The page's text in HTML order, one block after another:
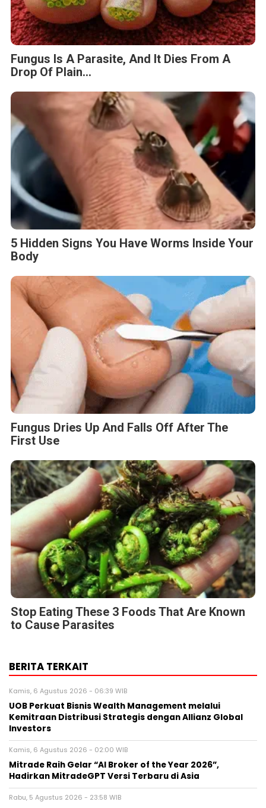
Fungus Is A Parasite, And It Dies From A
Drop Of Plain...
5 Hidden Signs You Have Worms Inside Your
Body
Fungus Dries Up And Falls Off After The
First Use
Stop Eating These 3 Foods That Are Known
to Cause Parasites
BERITA TERKAIT
Kamis, 6 Agustus 2026 - 06:39 WIB
UOB Perkuat Bisnis Wealth Management melalui
Kemitraan Distribusi Strategis dengan Allianz Global
Investors
Kamis, 6 Agustus 2026 - 02:00 WIB
Mitrade Raih Gelar “AI Broker of the Year 2026”,
Hadirkan MitradeGPT Versi Terbaru di Asia
Rabu, 5 Agustus 2026 - 23:58 WIB